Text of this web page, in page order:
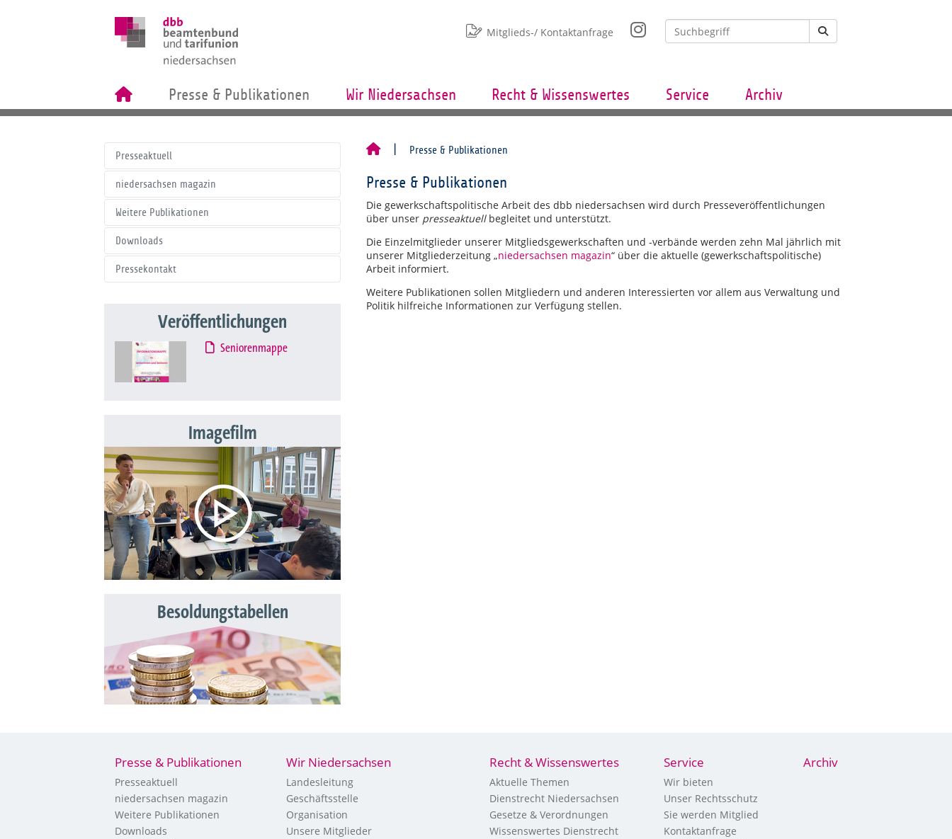
Mitglieds-/ Kontaktanfrage
Presse & Publikationen Wir Niedersachsen Recht & Wissenswertes Service Archiv
Presseaktuell
niedersachsen magazin
Weitere Publikationen
Downloads
Pressekontakt
Veröffentlichungen
Seniorenmappe
Imagefilm
Besoldungstabellen
Presse & Publikationen
Presse & Publikationen
Die gewerkschaftspolitische Arbeit des dbb niedersachsen wird durch Presseveröffentlichungen
über unser presseaktuellbegleitet und unterstützt.
Die Einzelmitglieder unserer Mitgliedsgewerkschaften und -verbände werden zehn Mal jährlich mit
unserer Mitgliederzeitung „niedersachsen magazin“ über die aktuelle (gewerkschaftspolitische)
Arbeit informiert.
Weitere Publikationen sollen Mitgliedern und anderen Interessierten vor allem aus Verwaltung und
Politik hilfreiche Informationen zur Verfügung stellen.
Presse & Publikationen
Presseaktuell
niedersachsen magazin
Weitere Publikationen
Downloads
Wir Niedersachsen
Landesleitung
Geschäftsstelle
Organisation
Unsere Mitglieder
Recht & Wissenswertes
Aktuelle Themen
Dienstrecht Niedersachsen
Gesetze & Verordnungen
Wissenswertes Dienstrecht
Service
Wir bieten
Unser Rechtsschutz
Sie werden Mitglied
Kontaktanfrage
Archiv